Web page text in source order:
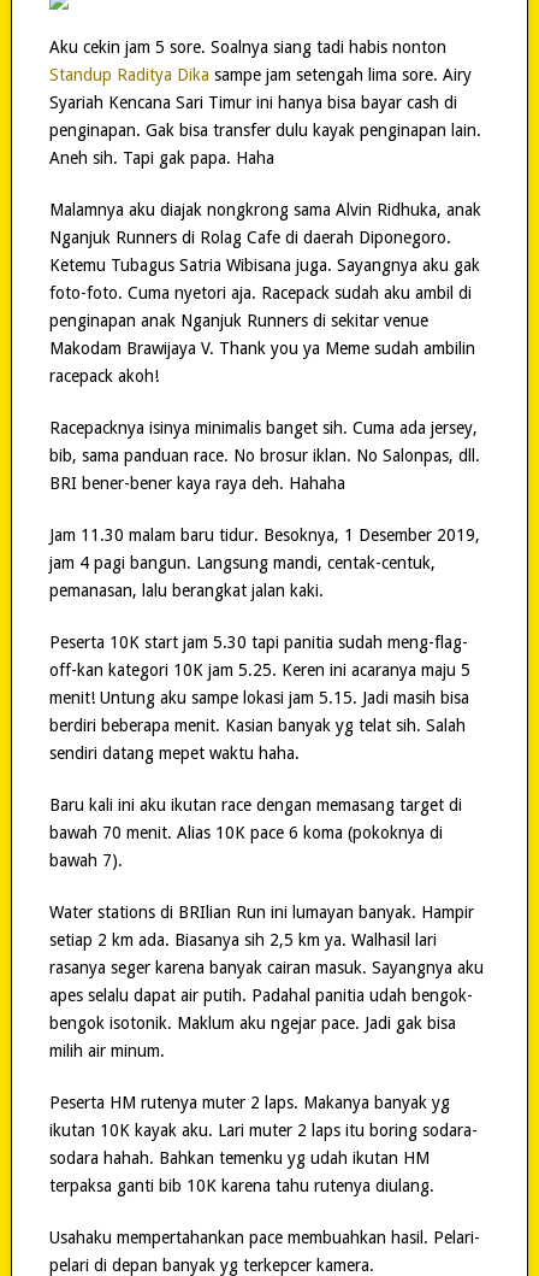
Aku cekin jam 5 sore. Soalnya siang tadi habis nonton
Standup Raditya Dika sampe jam setengah lima sore. Airy
Syariah Kencana Sari Timur ini hanya bisa bayar cash di
penginapan. Gak bisa transfer dulu kayak penginapan lain.
Aneh sih. Tapi gak papa. Haha
Malamnya aku diajak nongkrong sama Alvin Ridhuka, anak
Nganjuk Runners di Rolag Cafe di daerah Diponegoro.
Ketemu Tubagus Satria Wibisana juga. Sayangnya aku gak
foto-foto. Cuma nyetori aja. Racepack sudah aku ambil di
penginapan anak Nganjuk Runners di sekitar venue
Makodam Brawijaya V. Thank you ya Meme sudah ambilin
racepack akoh!
Racepacknya isinya minimalis banget sih. Cuma ada jersey,
bib, sama panduan race. No brosur iklan. No Salonpas, dll.
BRI bener-bener kaya raya deh. Hahaha
Jam 11.30 malam baru tidur. Besoknya, 1 Desember 2019,
jam 4 pagi bangun. Langsung mandi, centak-centuk,
pemanasan, lalu berangkat jalan kaki.
Peserta 10K start jam 5.30 tapi panitia sudah meng-flag-
off-kan kategori 10K jam 5.25. Keren ini acaranya maju 5
menit! Untung aku sampe lokasi jam 5.15. Jadi masih bisa
berdiri beberapa menit. Kasian banyak yg telat sih. Salah
sendiri datang mepet waktu haha.
Baru kali ini aku ikutan race dengan memasang target di
bawah 70 menit. Alias 10K pace 6 koma (pokoknya di
bawah 7).
Water stations di BRIlian Run ini lumayan banyak. Hampir
setiap 2 km ada. Biasanya sih 2,5 km ya. Walhasil lari
rasanya seger karena banyak cairan masuk. Sayangnya aku
apes selalu dapat air putih. Padahal panitia udah bengok-
bengok isotonik. Maklum aku ngejar pace. Jadi gak bisa
milih air minum.
Peserta HM rutenya muter 2 laps. Makanya banyak yg
ikutan 10K kayak aku. Lari muter 2 laps itu boring sodara-
sodara hahah. Bahkan temenku yg udah ikutan HM
terpaksa ganti bib 10K karena tahu rutenya diulang.
Usahaku mempertahankan pace membuahkan hasil. Pelari-
pelari di depan banyak yg terkepcer kamera.